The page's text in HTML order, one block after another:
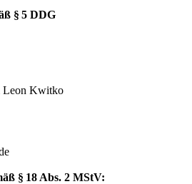
§ 5 DDG
Leon Kwitko
§ 18 Abs. 2 MStV: